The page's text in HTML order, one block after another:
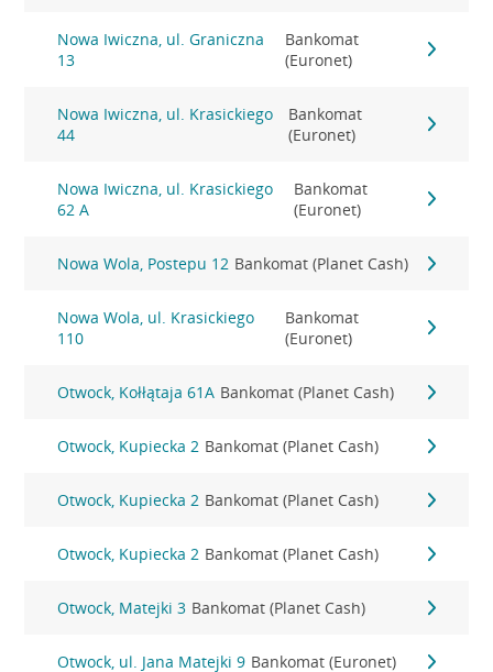
Nowa Iwiczna, ul. Graniczna
13
Bankomat
(Euronet)
Nowa Iwiczna, ul. Krasickiego
44
Bankomat
(Euronet)
Nowa Iwiczna, ul. Krasickiego
62 A
Bankomat
(Euronet)
Nowa Wola, Postepu 12 Bankomat (Planet Cash)
Nowa Wola, ul. Krasickiego
110
Bankomat
(Euronet)
Otwock, Kołłątaja 61A Bankomat (Planet Cash)
Otwock, Kupiecka 2 Bankomat (Planet Cash)
Otwock, Kupiecka 2 Bankomat (Planet Cash)
Otwock, Kupiecka 2 Bankomat (Planet Cash)
Otwock, Matejki 3 Bankomat (Planet Cash)
Otwock, ul. Jana Matejki 9 Bankomat (Euronet)